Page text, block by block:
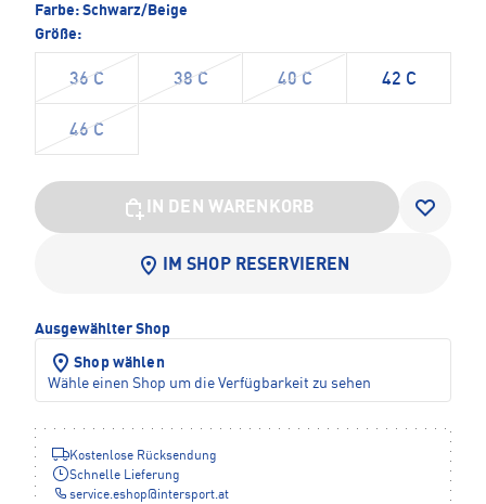
Farbe: Schwarz/Beige
Größe:
36 C 38 C 40 C 42 C
46 C
IN DEN WARENKORB
IM SHOP RESERVIEREN
Ausgewählter Shop
Shop wählen
Wähle einen Shop um die Verfügbarkeit zu sehen
Kostenlose Rücksendung
Schnelle Lieferung
service.eshop@intersport.at